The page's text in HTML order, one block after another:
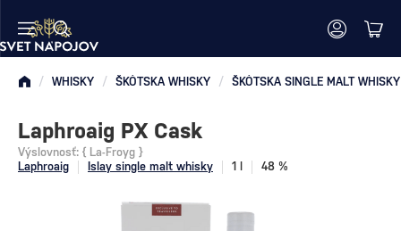
/ WHISKY / ŠKÓTSKA WHISKY / ŠKÓTSKA SINGLE MALT WHISKY
Laphroaig Islay single malt whisky 1 l 48 %
Laphroaig PX Cask
Výslovnosť: { La-Froyg }